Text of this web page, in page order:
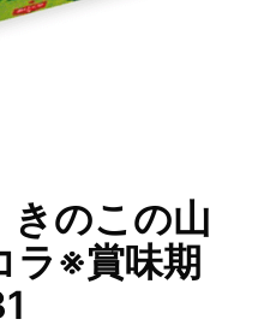
きのこの山
ラ※賞味期